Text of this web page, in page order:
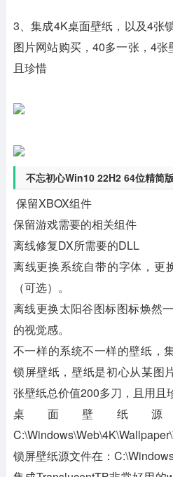
3、集成4K桌面壁纸，以及4张
图片网站购买，40多一张，4
且珍惜
不忘初心Win10 22H2 64位精简
保留XBOX组件
保留游戏需要的相关组件
离线修复DX所需要的DLL
离线更换系统自带的字体，更
（可选）。
离线更换太阳谷图标图标焕然
的视觉感。
不一样的系统不一样的壁纸，
锁屏壁纸，壁纸是初心从某图
张壁纸总价值200多刀，且用且
桌面壁纸
锁屏壁纸源文件在：